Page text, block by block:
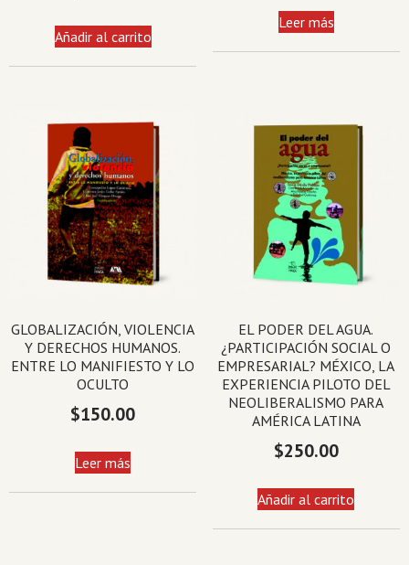
Añadir al carrito
Leer más
GLOBALIZACIÓN, VIOLENCIA
Y DERECHOS HUMANOS.
ENTRE LO MANIFIESTO Y LO
OCULTO
$150.00
Leer más
EL PODER DEL AGUA.
¿PARTICIPACIÓN SOCIAL O
EMPRESARIAL? MÉXICO, LA
EXPERIENCIA PILOTO DEL
NEOLIBERALISMO PARA
AMÉRICA LATINA
$250.00
Añadir al carrito